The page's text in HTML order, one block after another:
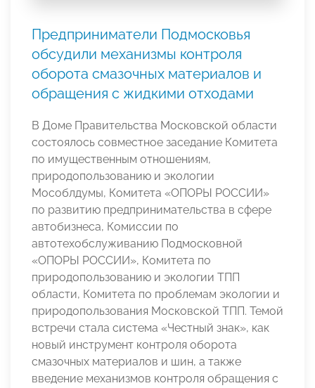
Предприниматели Подмосковья
обсудили механизмы контроля
оборота смазочных материалов и
обращения с жидкими отходами
В Доме Правительства Московской области
состоялось совместное заседание Комитета
по имущественным отношениям,
природопользованию и экологии
Мособлдумы, Комитета «ОПОРЫ РОССИИ»
по развитию предпринимательства в сфере
автобизнеса, Комиссии по
автотехобслуживанию Подмосковной
«ОПОРЫ РОССИИ», Комитета по
природопользованию и экологии ТПП
области, Комитета по проблемам экологии и
природопользования Московской ТПП. Темой
встречи стала система «Честный знак», как
новый инструмент контроля оборота
смазочных материалов и шин, а также
введение механизмов контроля обращения с